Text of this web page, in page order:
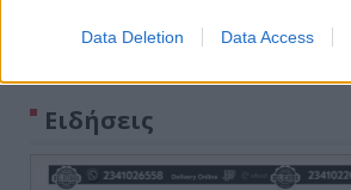
Data Deletion Data Access
Ειδήσεις